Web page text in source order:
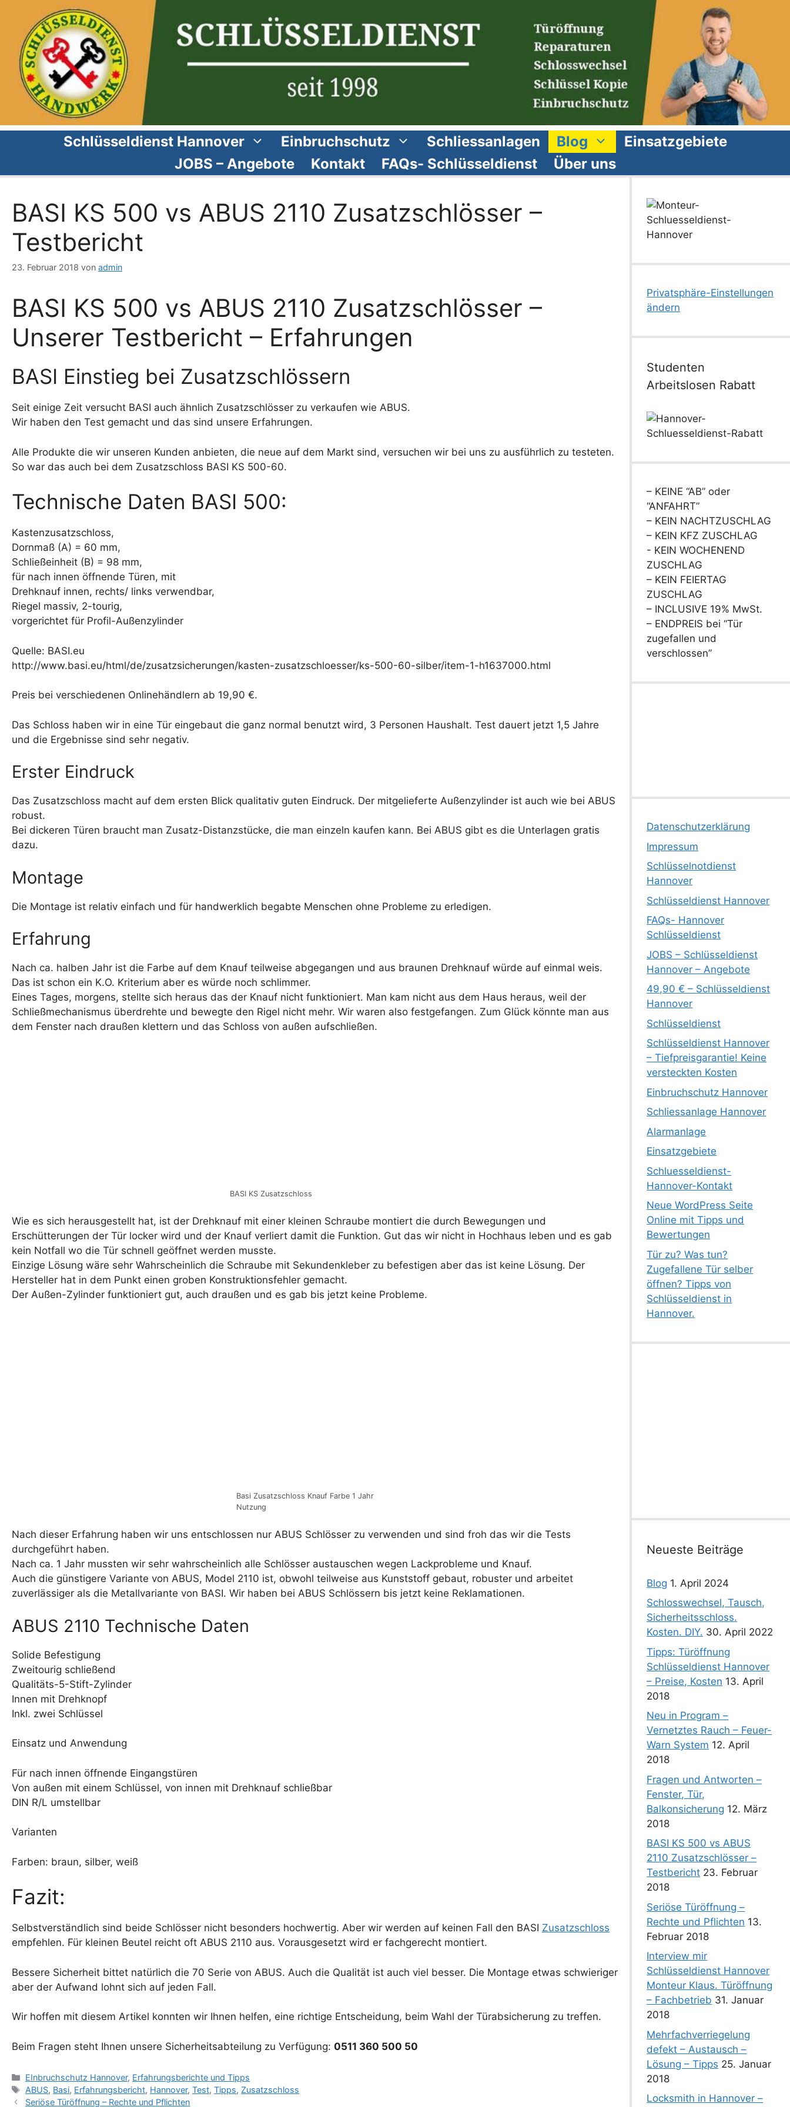
springen
Schlüsseldienst Hannover Einbruchschutz Schliessanlagen Blog
Einsatzgebiete
JOBS – Angebote
Kontakt FAQs- Schlüsseldienst Über uns
BASI KS 500 vs ABUS 2110 Zusatzschlösser –
Testbericht
23. Februar 2018 von admin
BASI KS 500 vs ABUS 2110 Zusatzschlösser –
Unserer Testbericht – Erfahrungen
BASI Einstieg bei Zusatzschlössern
Seit einige Zeit versucht BASI auch ähnlich Zusatzschlösser zu verkaufen wie ABUS.
Wir haben den Test gemacht und das sind unsere Erfahrungen.
Alle Produkte die wir unseren Kunden anbieten, die neue auf dem Markt sind, versuchen wir bei uns zu ausführlich zu testeten.
So war das auch bei dem Zusatzschloss BASI KS 500-60.
Technische Daten BASI 500:
Kastenzusatzschloss,
Dornmaß (A) = 60 mm,
Schließeinheit (B) = 98 mm,
für nach innen öffnende Türen, mit
Drehknauf innen, rechts/ links verwendbar,
Riegel massiv, 2-tourig,
vorgerichtet für Profil-Außenzylinder
Quelle: BASI.eu
http://www.basi.eu/html/de/zusatzsicherungen/kasten-zusatzschloesser/ks-500-60-silber/item-1-h1637000.html
Preis bei verschiedenen Onlinehändlern ab 19,90 €.
Das Schloss haben wir in eine Tür eingebaut die ganz normal benutzt wird, 3 Personen Haushalt. Test dauert jetzt 1,5 Jahre
und die Ergebnisse sind sehr negativ.
Erster Eindruck
Das Zusatzschloss macht auf dem ersten Blick qualitativ guten Eindruck. Der mitgelieferte Außenzylinder ist auch wie bei ABUS
robust.
Bei dickeren Türen braucht man Zusatz-Distanzstücke, die man einzeln kaufen kann. Bei ABUS gibt es die Unterlagen gratis
dazu.
Montage
Die Montage ist relativ einfach und für handwerklich begabte Menschen ohne Probleme zu erledigen.
Erfahrung
Nach ca. halben Jahr ist die Farbe auf dem Knauf teilweise abgegangen und aus braunen Drehknauf würde auf einmal weis.
Das ist schon ein K.O. Kriterium aber es würde noch schlimmer.
Eines Tages, morgens, stellte sich heraus das der Knauf nicht funktioniert. Man kam nicht aus dem Haus heraus, weil der
Schließmechanismus überdrehte und bewegte den Rigel nicht mehr. Wir waren also festgefangen. Zum Glück könnte man aus
dem Fenster nach draußen klettern und das Schloss von außen aufschließen.
BASI KS Zusatzschloss
Wie es sich herausgestellt hat, ist der Drehknauf mit einer kleinen Schraube montiert die durch Bewegungen und
Erschütterungen der Tür locker wird und der Knauf verliert damit die Funktion. Gut das wir nicht in Hochhaus leben und es gab
kein Notfall wo die Tür schnell geöffnet werden musste.
Einzige Lösung wäre sehr Wahrscheinlich die Schraube mit Sekundenkleber zu befestigen aber das ist keine Lösung. Der
Hersteller hat in dem Punkt einen groben Konstruktionsfehler gemacht.
Der Außen-Zylinder funktioniert gut, auch draußen und es gab bis jetzt keine Probleme.
Basi Zusatzschloss Knauf Farbe 1 Jahr
Nutzung
Nach dieser Erfahrung haben wir uns entschlossen nur ABUS Schlösser zu verwenden und sind froh das wir die Tests
durchgeführt haben.
Nach ca. 1 Jahr mussten wir sehr wahrscheinlich alle Schlösser austauschen wegen Lackprobleme und Knauf.
Auch die günstigere Variante von ABUS, Model 2110 ist, obwohl teilweise aus Kunststoff gebaut, robuster und arbeitet
zuverlässiger als die Metallvariante von BASI. Wir haben bei ABUS Schlössern bis jetzt keine Reklamationen.
ABUS 2110 Technische Daten
Solide Befestigung
Zweitourig schließend
Qualitäts-5-Stift-Zylinder
Innen mit Drehknopf
Inkl. zwei Schlüssel
Einsatz und Anwendung
Für nach innen öffnende Eingangstüren
Von außen mit einem Schlüssel, von innen mit Drehknauf schließbar
DIN R/L umstellbar
Varianten
Farben: braun, silber, weiß
Fazit:
Selbstverständlich sind beide Schlösser nicht besonders hochwertig. Aber wir werden auf keinen Fall den BASI Zusatzschloss
empfehlen. Für kleinen Beutel reicht oft ABUS 2110 aus. Vorausgesetzt wird er fachgerecht montiert.
Bessere Sicherheit bittet natürlich die 70 Serie von ABUS. Auch die Qualität ist auch viel besser. Die Montage etwas schwieriger
aber der Aufwand lohnt sich auf jeden Fall.
Wir hoffen mit diesem Artikel konnten wir Ihnen helfen, eine richtige Entscheidung, beim Wahl der Türabsicherung zu treffen.
Beim Fragen steht Ihnen unsere Sicherheitsabteilung zu Verfügung: 0511 360 500 50
Kategorien
EInbruchschutz Hannover, Erfahrungsberichte und Tipps
Schlagwörter
ABUS, Basi, Erfahrungsbericht, Hannover,Test,Tipps, Zusatzschloss
Seriöse Türöffnung – Rechte und Pflichten
Privatsphäre-Einstellungen
ändern
Studenten
Arbeitslosen Rabatt
– KEINE “AB” oder
“ANFAHRT”
– KEIN NACHTZUSCHLAG
– KEIN KFZ ZUSCHLAG
- KEIN WOCHENEND
ZUSCHLAG
– KEIN FEIERTAG
ZUSCHLAG
– INCLUSIVE 19% MwSt.
– ENDPREIS bei “Tür
zugefallen und
verschlossen”
Datenschutzerklärung
Impressum
Schlüsselnotdienst
Hannover
Schlüsseldienst Hannover
FAQs- Hannover
Schlüsseldienst
JOBS – Schlüsseldienst
Hannover – Angebote
49,90 € – Schlüsseldienst
Hannover
Schlüsseldienst
Schlüsseldienst Hannover
– Tiefpreisgarantie! Keine
versteckten Kosten
Einbruchschutz Hannover
Schliessanlage Hannover
Alarmanlage
Einsatzgebiete
Schluesseldienst-
Hannover-Kontakt
Neue WordPress Seite
Online mit Tipps und
Bewertungen
Tür zu? Was tun?
Zugefallene Tür selber
öffnen? Tipps von
Schlüsseldienst in
Hannover.
Neueste Beiträge
Blog 1. April 2024
Schlosswechsel, Tausch,
Sicherheitsschloss.
Kosten. DIY. 30. April 2022
Tipps: Türöffnung
Schlüsseldienst Hannover
– Preise, Kosten 13. April
2018
Neu in Program –
Vernetztes Rauch – Feuer-
Warn System 12. April
2018
Fragen und Antworten –
Fenster, Tür,
Balkonsicherung 12. März
2018
BASI KS 500 vs ABUS
2110 Zusatzschlösser –
Testbericht 23. Februar
2018
Seriöse Türöffnung –
Rechte und Pflichten 13.
Februar 2018
Interview mir
Schlüsseldienst Hannover
Monteur Klaus. Türöffnung
– Fachbetrieb 31. Januar
2018
Mehrfachverriegelung
defekt – Austausch –
Lösung – Tipps 25. Januar
2018
Locksmith in Hannover –